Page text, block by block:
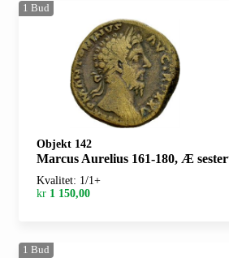
1 Bud
Objekt 142
Marcus Aurelius 161-180, Æ sestertius, Roma 171
Kvalitet: 1/1+
kr 1 150,00
1 Bud